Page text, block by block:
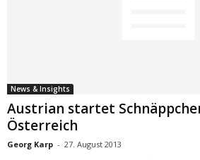
News & Insights
Austrian startet
Österreich
Georg Karp - 27. August 2013